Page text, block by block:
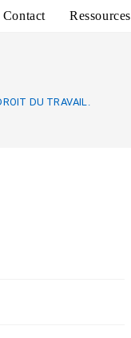
Contact Ressources
DU TRAVAIL.